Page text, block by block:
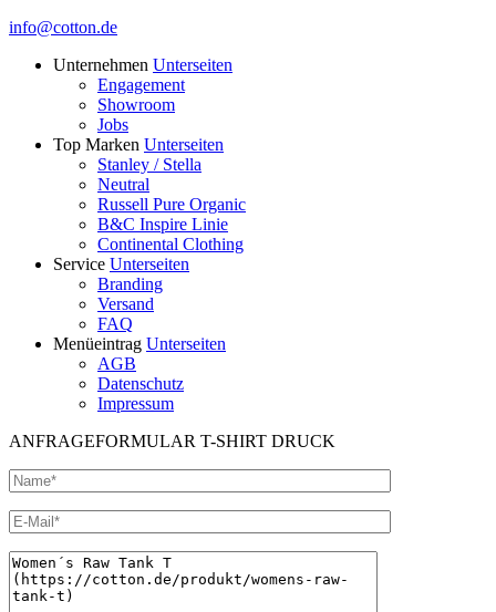
info@cotton.de
Unternehmen Unterseiten
Engagement
Showroom
Jobs
Top Marken Unterseiten
Stanley / Stella
Neutral
Russell Pure Organic
B&C Inspire Linie
Continental Clothing
Service Unterseiten
Branding
Versand
FAQ
Menüeintrag Unterseiten
AGB
Datenschutz
Impressum
ANFRAGEFORMULAR T-SHIRT DRUCK